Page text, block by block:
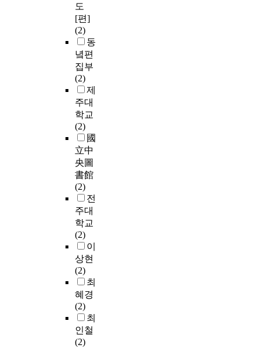
도
[편]
(2)
동
녘편
집부
(2)
제
주대
학교
(2)
國
立中
央圖
書館
(2)
전
주대
학교
(2)
이
상현
(2)
최
혜경
(2)
최
인철
(2)